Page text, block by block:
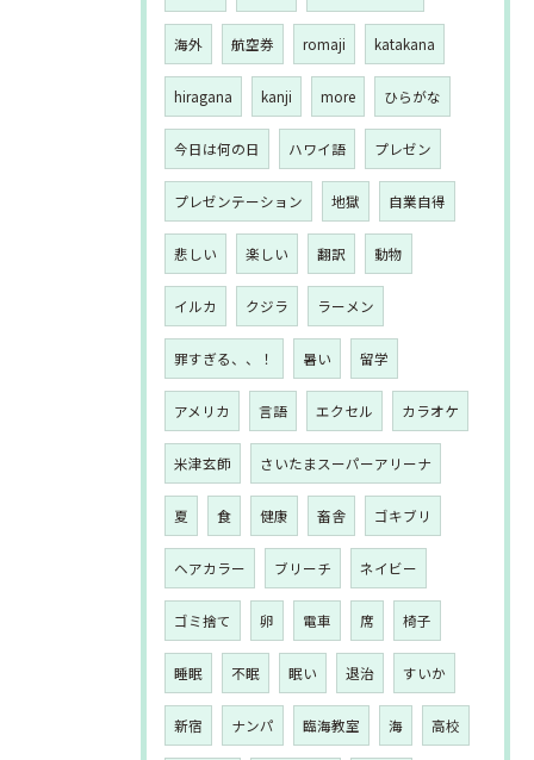
海外 航空券 romaji katakana
hiragana kanji more ひらがな
今日は何の日 ハワイ語 プレゼン
プレゼンテーション 地獄 自業自得
悲しい 楽しい 翻訳 動物
イルカ クジラ ラーメン
罪すぎる、、！ 暑い 留学
アメリカ 言語 エクセル カラオケ
米津玄師 さいたまスーパーアリーナ
夏 食 健康 畜舎 ゴキブリ
ヘアカラー ブリーチ ネイビー
ゴミ捨て 卵 電車 席 椅子
睡眠 不眠 眠い 退治 すいか
新宿 ナンパ 臨海教室 海 高校